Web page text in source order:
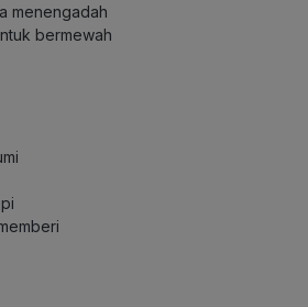
menengadah
bermewah